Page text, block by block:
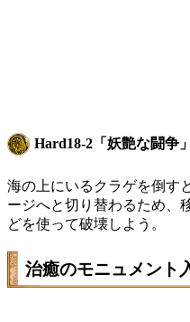
Hard18-2「妖艶な闘争」
海の上にいるクラゲを倒す
ージへと切り替わるため、
どを使って破壊しよう。
治癒のモニュメント